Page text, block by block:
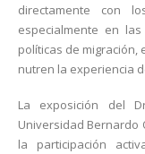
directamente con
especialmente en
políticas de
nutren la experiencia
La exposición del
Universidad Bernardo
la participación